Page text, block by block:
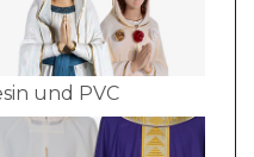
und PVC